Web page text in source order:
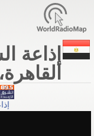
إذاعة